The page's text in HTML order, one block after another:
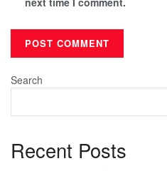
Search
Recent Posts